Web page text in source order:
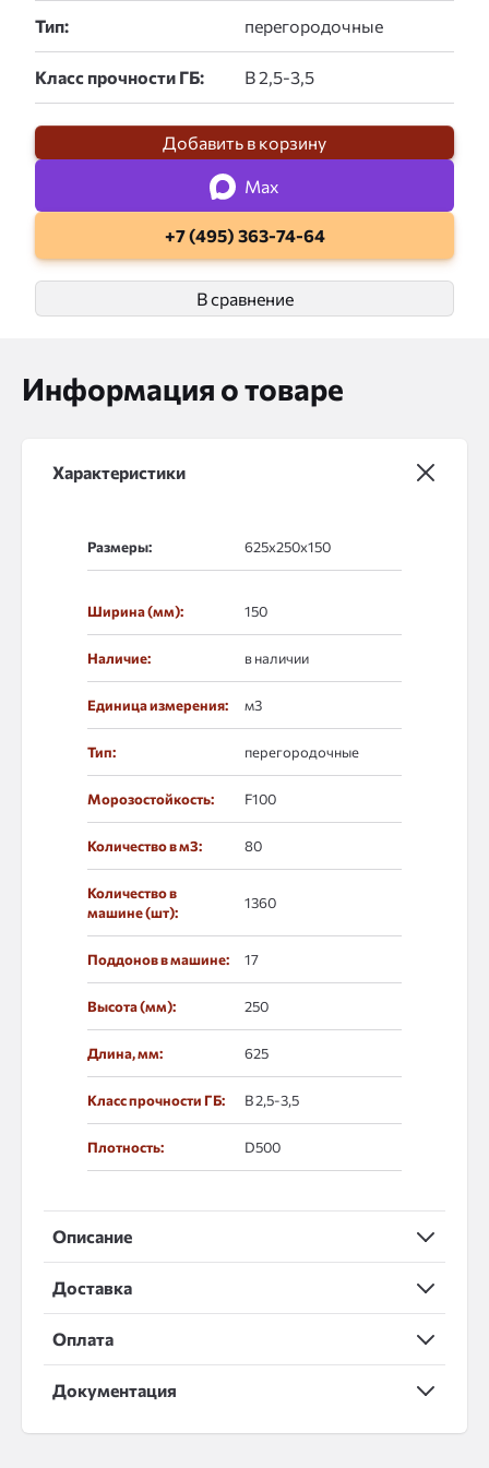
Тип:
Класс прочности ГБ:
Добавить в корзину
Max
+7 (495) 363-74-64
В сравнение
Информация о товаре
Характеристики
Размеры:
Ширина (мм): 150
Наличие: в наличии
Единица измерения: м3
Тип: перегородочные
Морозостойкость: F100
Количество в м3: 80
Количество в
машине (шт):
1360
Поддонов в машине: 17
Высота (мм): 250
Длина, мм: 625
Класс прочности ГБ: В 2,5-3,5
Плотность: D500
Описание
Доставка
Оплата
Документация